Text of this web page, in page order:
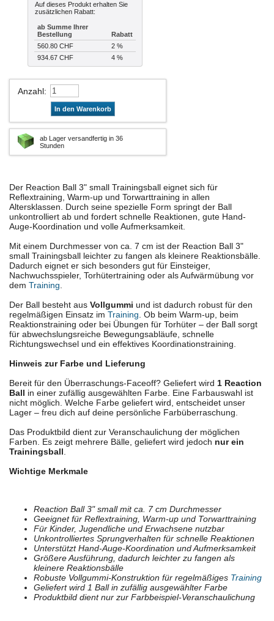
Auf dieses Produkt erhalten Sie
zusätzlichen Rabatt:
ab Summe Ihrer
Bestellung
Rabatt
560.80 CHF
2 %
934.67 CHF
4 %
Anzahl:
In den Warenkorb
ab Lager versandfertig in 36
Stunden
Der Reaction Ball 3" small Trainingsball eignet sich für
Reflextraining, Warm-up und Torwarttraining in allen
Altersklassen. Durch seine spezielle Form springt der Ball
unkontrolliert ab und fordert schnelle Reaktionen, gute Hand-
Auge-Koordination und volle Aufmerksamkeit.
Mit einem Durchmesser von ca. 7 cm ist der Reaction Ball 3"
small Trainingsball leichter zu fangen als kleinere Reaktionsbälle.
Dadurch eignet er sich besonders gut für Einsteiger,
Nachwuchsspieler, Torhütertraining oder als Aufwärmübung vor
dem Training.
Der Ball besteht aus Vollgummi und ist dadurch robust für den
regelmäßigen Einsatz im Training. Ob beim Warm-up, beim
Reaktionstraining oder bei Übungen für Torhüter – der Ball sorgt
für abwechslungsreiche Bewegungsabläufe, schnelle
Richtungswechsel und ein effektives Koordinationstraining.
Hinweis zur Farbe und Lieferung
Bereit für den Überraschungs-Faceoff? Geliefert wird 1 Reaction
Ball in einer zufällig ausgewählten Farbe. Eine Farbauswahl ist
nicht möglich. Welche Farbe geliefert wird, entscheidet unser
Lager – freu dich auf deine persönliche Farbüberraschung.
Das Produktbild dient zur Veranschaulichung der möglichen
Farben. Es zeigt mehrere Bälle, geliefert wird jedoch nur ein
Trainingsball.
Wichtige Merkmale
Reaction Ball 3" small mit ca. 7 cm Durchmesser
Geeignet für Reflextraining, Warm-up und Torwarttraining
Für Kinder, Jugendliche und Erwachsene nutzbar
Unkontrolliertes Sprungverhalten für schnelle Reaktionen
Unterstützt Hand-Auge-Koordination und Aufmerksamkeit
Größere Ausführung, dadurch leichter zu fangen als
kleinere Reaktionsbälle
Robuste Vollgummi-Konstruktion für regelmäßiges Training
Geliefert wird 1 Ball in zufällig ausgewählter Farbe
Produktbild dient nur zur Farbbeispiel-Veranschaulichung